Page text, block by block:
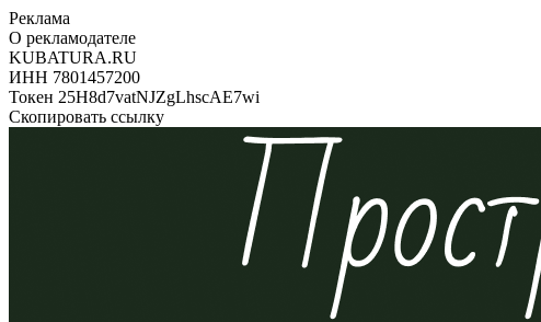
Реклама
О рекламодателе
KUBATURA.RU
ИНН 7801457200
Токен 25H8d7vatNJZgLhscAE7wi
Скопировать ссылку